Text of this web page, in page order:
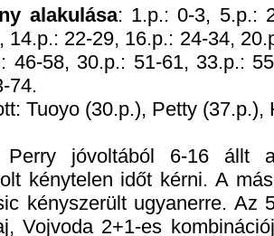
alakulása: 1.p.: 0-3, 5.p.:
14.p.: 22-29, 16.p.: 24-34,
46-58, 30.p.: 51-61, 33.p.:
74.
Tuoyo (30.p.), Petty (37.p.),
Perry jóvoltából 6-16 állt
kénytelen időt kérni. A
kényszerült ugyanerre. Az
Vojvoda 2+1-es